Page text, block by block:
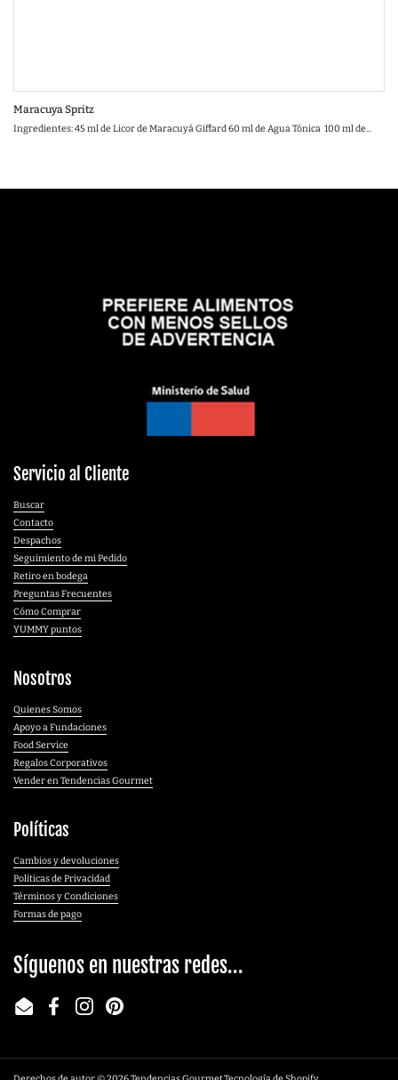
Maracuya Spritz
Ingredientes: 45 ml de Licor de Maracuyá Giffard 60 ml de Agua Tónica 100 ml de...
Servicio al Cliente
Buscar
Contacto
Despachos
Seguimiento de mi Pedido
Retiro en bodega
Preguntas Frecuentes
Cómo Comprar
YUMMY puntos
Nosotros
Quienes Somos
Apoyo a Fundaciones
Food Service
Regalos Corporativos
Vender en Tendencias Gourmet
Políticas
Cambios y devoluciones
Políticas de Privacidad
Términos y Condiciones
Formas de pago
Síguenos en nuestras redes...
Email FacebookInstagramPinterest